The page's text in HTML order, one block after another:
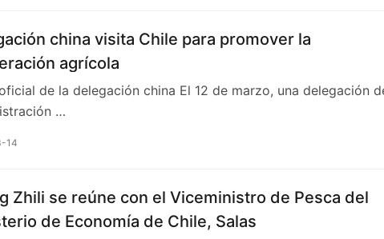
china visita Chile para promover la
agrícola
de la delegación china El 12 de marzo, una delegación
…
14
Zhili se reúne con el Viceministro de Pesca del
de Economía de Chile, Salas